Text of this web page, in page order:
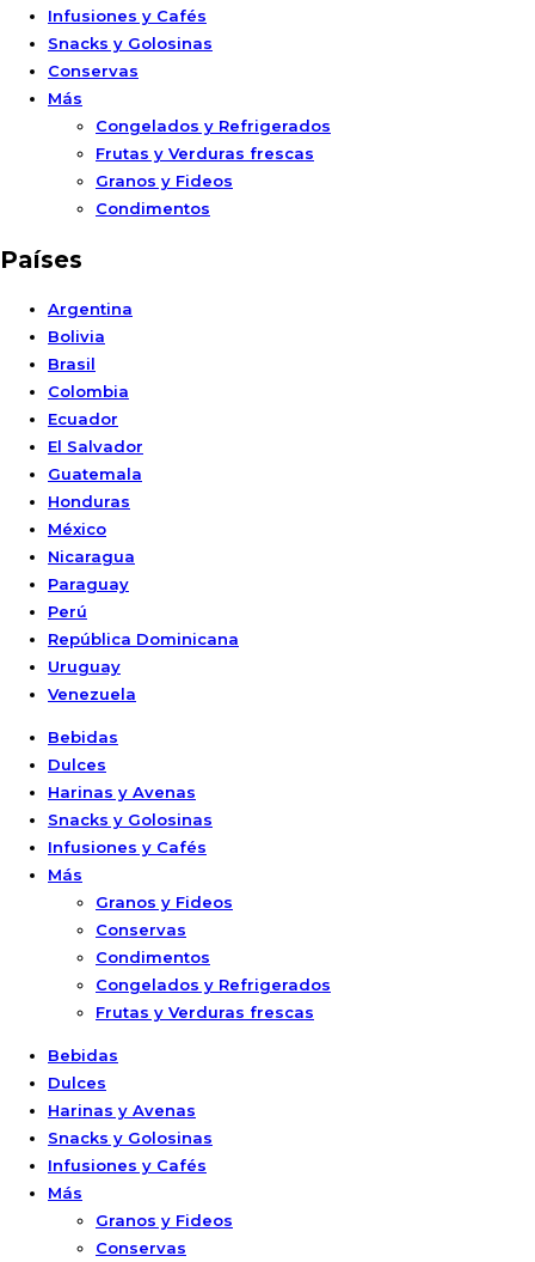
Infusiones y Cafés
Snacks y Golosinas
Conservas
Más
Congelados y Refrigerados
Frutas y Verduras frescas
Granos y Fideos
Condimentos
Países
Argentina
Bolivia
Brasil
Colombia
Ecuador
El Salvador
Guatemala
Honduras
México
Nicaragua
Paraguay
Perú
República Dominicana
Uruguay
Venezuela
Bebidas
Dulces
Harinas y Avenas
Snacks y Golosinas
Infusiones y Cafés
Más
Granos y Fideos
Conservas
Condimentos
Congelados y Refrigerados
Frutas y Verduras frescas
Bebidas
Dulces
Harinas y Avenas
Snacks y Golosinas
Infusiones y Cafés
Más
Granos y Fideos
Conservas